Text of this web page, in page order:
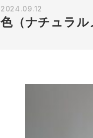
2024.09.12
色（ナチュラル